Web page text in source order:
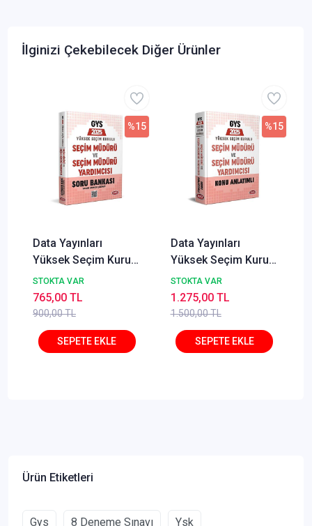
İlginizi Çekebilecek Diğer Ürünler
Data Yayınları
Yüksek Seçim Kurulu
(YSK) Seçim Müdürü
Soru Bankası
STOKTA VAR
900,00 TL
%15
765,00 TL
Data Yayınları
Yüksek Seçim Kurulu
(YSK) Seçim Müdürü
ve Seçim Müdür
Yardımcısı Konu
STOKTA VAR
1.500,00 TL
%15
1.275,00 TL
Ürün Etiketleri
Gys 8 Deneme Sınavı Ysk